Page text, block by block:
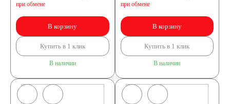
при обмене
В корзину
Купить в 1 клик
В наличии
при обмене
В корзину
Купить в 1 клик
В наличии